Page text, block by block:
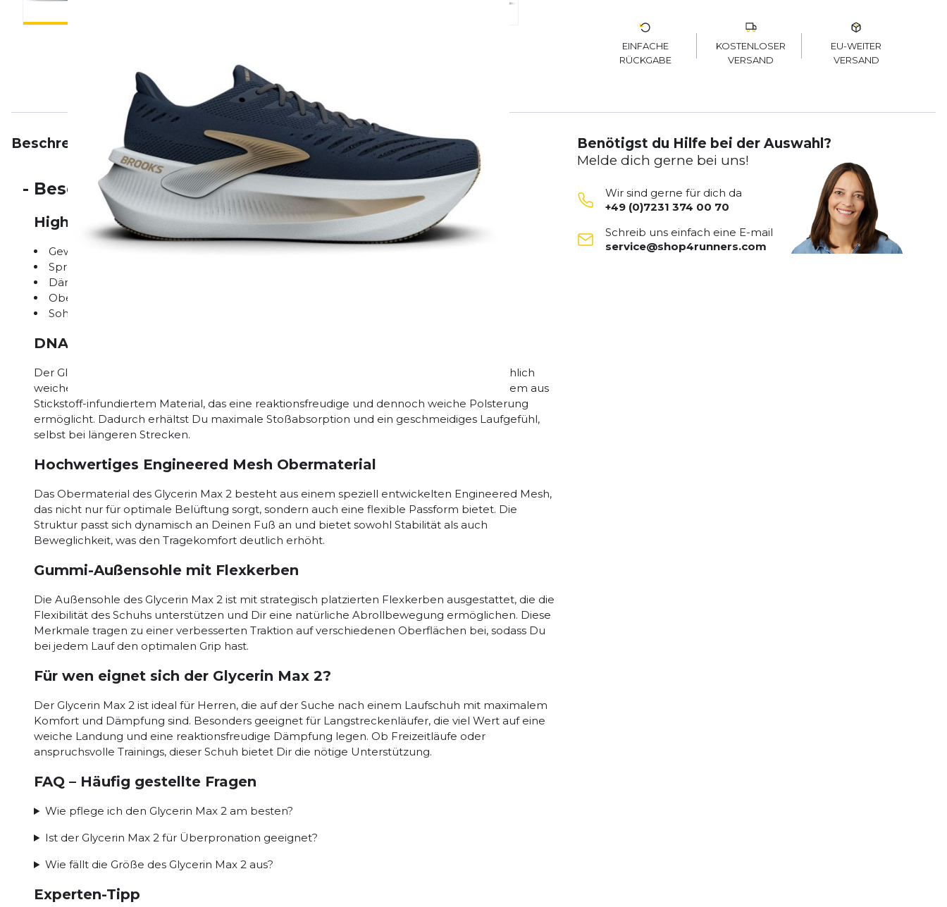
EINFACHE
RÜCKGABE
KOSTENLOSER
VERSAND
EU-WEITER
VERSAND
Beschreibung Eigenschaften Bewertungen
- Beschreibung
Highlights auf einen Blick
Gewicht: 350 g
Sprengung: 10 mm
Dämpfungstechnologie: DNA LOFT v3
Obermaterial: Engineered Mesh
Sohle: Gummi mit strategischen Flexkerben
DNA LOFT v3 Dämpfungstechnologie
Der Glycerin Max 2 von Brooks bietet durch die DNA LOFT v3 Dämpfung eine unvergleichlich
weiche und komfortable Lauferfahrung. Diese Technologie nutzt ein ausgeklügeltes System aus
Stickstoff-infundiertem Material, das eine reaktionsfreudige und dennoch weiche Polsterung
ermöglicht. Dadurch erhältst Du maximale Stoßabsorption und ein geschmeidiges Laufgefühl,
selbst bei längeren Strecken.
Hochwertiges Engineered Mesh Obermaterial
Das Obermaterial des Glycerin Max 2 besteht aus einem speziell entwickelten Engineered Mesh,
das nicht nur für optimale Belüftung sorgt, sondern auch eine flexible Passform bietet. Die
Struktur passt sich dynamisch an Deinen Fuß an und bietet sowohl Stabilität als auch
Beweglichkeit, was den Tragekomfort deutlich erhöht.
Gummi-Außensohle mit Flexkerben
Die Außensohle des Glycerin Max 2 ist mit strategisch platzierten Flexkerben ausgestattet, die die
Flexibilität des Schuhs unterstützen und Dir eine natürliche Abrollbewegung ermöglichen. Diese
Merkmale tragen zu einer verbesserten Traktion auf verschiedenen Oberflächen bei, sodass Du
bei jedem Lauf den optimalen Grip hast.
Für wen eignet sich der Glycerin Max 2?
Der Glycerin Max 2 ist ideal für Herren, die auf der Suche nach einem Laufschuh mit maximalem
Komfort und Dämpfung sind. Besonders geeignet für Langstreckenläufer, die viel Wert auf eine
weiche Landung und eine reaktionsfreudige Dämpfung legen. Ob Freizeitläufe oder
anspruchsvolle Trainings, dieser Schuh bietet Dir die nötige Unterstützung.
FAQ – Häufig gestellte Fragen
Wie pflege ich den Glycerin Max 2 am besten?
Ist der Glycerin Max 2 für Überpronation geeignet?
Wie fällt die Größe des Glycerin Max 2 aus?
Experten-Tipp
Benötigst du Hilfe bei der Auswahl?
Melde dich gerne bei uns!
Wir sind gerne für dich da
+49 (0)7231 374 00 70
Schreib uns einfach eine E-mail
service@shop4runners.com